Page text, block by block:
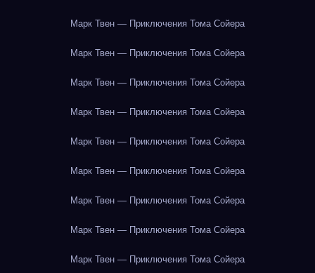
Марк Твен — Приключения Тома Сойера
Марк Твен — Приключения Тома Сойера
Марк Твен — Приключения Тома Сойера
Марк Твен — Приключения Тома Сойера
Марк Твен — Приключения Тома Сойера
Марк Твен — Приключения Тома Сойера
Марк Твен — Приключения Тома Сойера
Марк Твен — Приключения Тома Сойера
Марк Твен — Приключения Тома Сойера